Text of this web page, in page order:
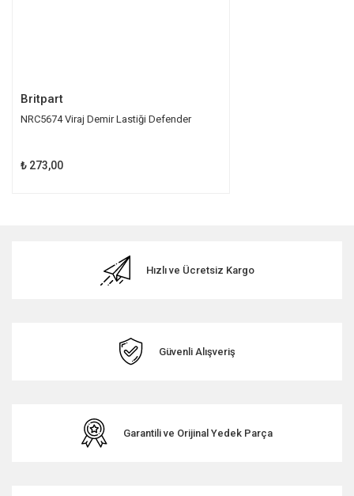
Britpart
NRC5674 Viraj Demir Lastiği Defender
₺ 273,00
Hızlı ve Ücretsiz Kargo
Güvenli Alışveriş
Garantili ve Orijinal Yedek Parça